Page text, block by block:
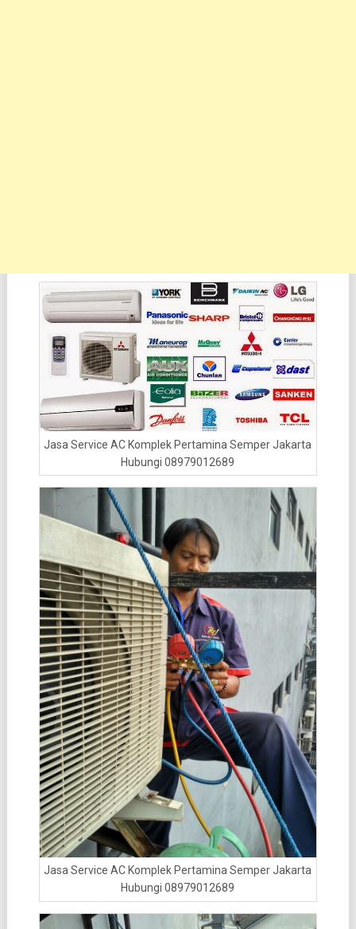
Jasa Service AC Komplek Pertamina Semper Jakarta
Hubungi 08979012689
Jasa Service AC Komplek Pertamina Semper Jakarta
Hubungi 08979012689